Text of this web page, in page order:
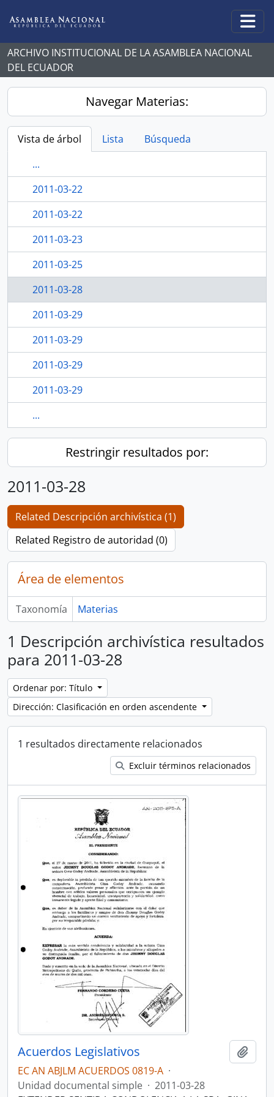
ARCHIVO INSTITUCIONAL DE LA ASAMBLEA NACIONAL
DEL ECUADOR
Navegar Materias:
Vista de árbol Lista
Búsqueda
...
2011-03-22
2011-03-22
2011-03-23
2011-03-25
2011-03-28
2011-03-29
2011-03-29
2011-03-29
2011-03-29
...
Restringir resultados por:
2011-03-28
Related Descripción archivística (1)
Related Registro de autoridad (0)
Área de elementos
Taxonomía Materias
1 Descripción archivística resultados
para 2011-03-28
Ordenar por: Título
Dirección: Clasificación en orden ascendente
1 resultados directamente relacionados
Excluir términos relacionados
Acuerdos Legislativos
EC AN ABJLM ACUERDOS 0819-A ·
Unidad documental simple · 2011-03-28